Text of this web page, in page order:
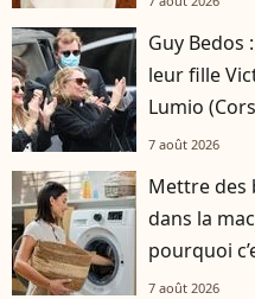
Guy Bedos
leur fille
Lumio
7 août 2026
Mettre des
dans la
pourquoi
7 août 2026